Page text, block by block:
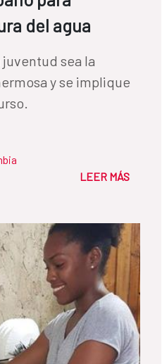
mejorar la
el
autoridades
y organizaciones
ha apoyado la
la provisión de
indígenas.
del agua
sea la
y se implique
LEER MÁS